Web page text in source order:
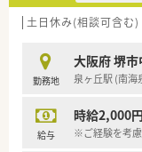
土日休み(相談可含む)
勤務地
大阪府 堺市
泉ヶ丘駅 (南海
給与
時給2,000
※ご経験を考慮